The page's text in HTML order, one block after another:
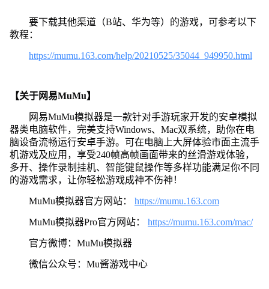
要下载其他渠道（B站、华为等）的游戏，可参考以下
教程：
https://mumu.163.com/help/20210525/35044_949950.html
【关于网易MuMu】
网易MuMu模拟器是一款针对手游玩家开发的安卓模拟
器类电脑软件，完美支持Windows、Mac双系统，助你在电
脑设备流畅运行安卓手游。可在电脑上大屏体验市面主流手
机游戏及应用，享受240帧高帧画面带来的丝滑游戏体验，
多开、操作录制挂机、智能键鼠操作等多样功能满足你不同
的游戏需求，让你轻松游戏成神不伤神！
MuMu模拟器官方网站： https://mumu.163.com
MuMu模拟器Pro官方网站： https://mumu.163.com/mac/
官方微博：MuMu模拟器
微信公众号：Mu酱游戏中心